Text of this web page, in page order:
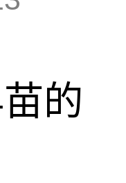
的